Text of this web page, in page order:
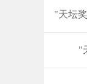
"天坛
"